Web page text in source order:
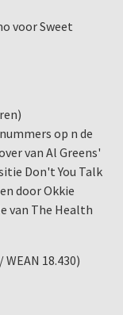
voor Sweet
op n de
van Al Greens'
Don't You Talk
door Okkie
van The Health
WEAN 18.430)